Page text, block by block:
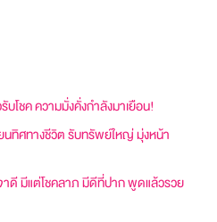
โชค ความมั่งคั่งกำลังมาเยือน!
นทิศทางชีวิต รับทรัพย์ใหญ่ มุ่งหน้า
ดี มีแต่โชคลาภ มีดีที่ปาก พูดแล้วรวย